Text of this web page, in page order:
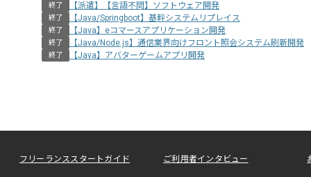
終了 【派遣】【言語不問】ソフトウェア開発
終了 【Java/Springboot】基幹システムリプレイス
終了 【Java】eコマースアプリケーション開発
終了 【Java/Node.js】通信業界向けフロント照会システム刷新開発
終了 【Java】アバターゲームアプリ開発
フリーランススタートガイド ご利用者インタビュー